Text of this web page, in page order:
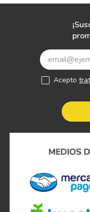
Acepto